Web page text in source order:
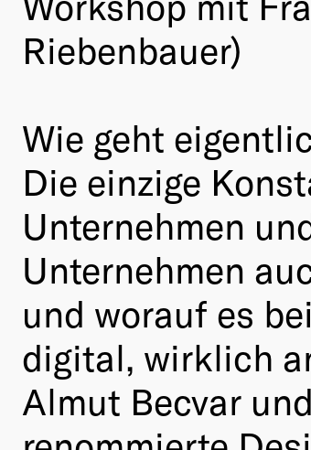
Riebenbauer)
Wie geht
Die einzige
Unternehmen
Unternehmen
und worauf es
digital, wirklich
Almut Becvar